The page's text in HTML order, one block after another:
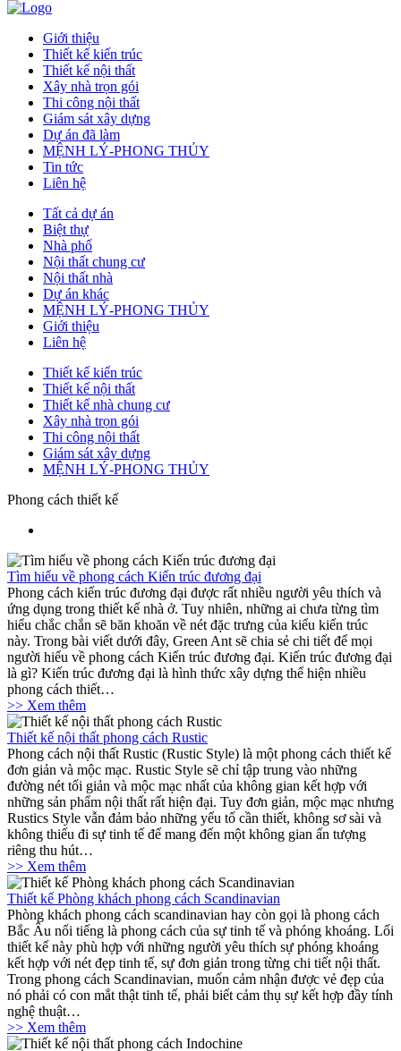
Giới thiệu
Thiết kế kiến trúc
Thiết kế nội thất
Xây nhà trọn gói
Thi công nội thất
Giám sát xây dựng
Dự án đã làm
MỆNH LÝ-PHONG THỦY
Tin tức
Liên hệ
Tất cả dự án
Biệt thự
Nhà phố
Nội thất chung cư
Nội thất nhà
Dự án khác
MỆNH LÝ-PHONG THỦY
Giới thiệu
Liên hệ
Thiết kế kiến trúc
Thiết kế nội thất
Thiết kế nhà chung cư
Xây nhà trọn gói
Thi công nội thất
Giám sát xây dựng
MỆNH LÝ-PHONG THỦY
Phong cách thiết kế
Tìm hiểu về phong cách Kiến trúc đương đại
Phong cách kiến trúc đương đại được rất nhiều người yêu thích và
ứng dụng trong thiết kế nhà ở. Tuy nhiên, những ai chưa từng tìm
hiểu chắc chắn sẽ băn khoăn về nét đặc trưng của kiểu kiến trúc
này. Trong bài viết dưới đây, Green Ant sẽ chia sẻ chi tiết để mọi
người hiểu về phong cách Kiến trúc đương đại. Kiến trúc đương đại
là gì? Kiến trúc đương đại là hình thức xây dựng thể hiện nhiều
phong cách thiết…
>> Xem thêm
Thiết kế nội thất phong cách Rustic
Phong cách nội thất Rustic (Rustic Style) là một phong cách thiết kế
đơn giản và mộc mạc. Rustic Style sẽ chỉ tập trung vào những
đường nét tối giản và mộc mạc nhất của không gian kết hợp với
những sản phẩm nội thất rất hiện đại. Tuy đơn giản, mộc mạc nhưng
Rustics Style vẫn đảm bảo những yếu tố cần thiết, không sơ sài và
không thiếu đi sự tinh tế để mang đến một không gian ấn tượng
riêng thu hút…
>> Xem thêm
Thiết kế Phòng khách phong cách Scandinavian
Phòng khách phong cách scandinavian hay còn gọi là phong cách
Bắc Âu nổi tiếng là phong cách của sự tinh tế và phóng khoáng. Lối
thiết kế này phù hợp với những người yêu thích sự phóng khoáng
kết hợp với nét đẹp tinh tế, sự đơn giản trong từng chi tiết nội thất.
Trong phong cách Scandinavian, muốn cảm nhận được vẻ đẹp của
nó phải có con mắt thật tinh tế, phải biết cảm thụ sự kết hợp đầy tính
nghệ thuật…
>> Xem thêm